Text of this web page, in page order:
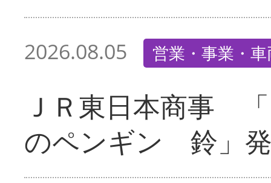
2026.08.05 営業・事業・
ＪＲ東日本商事
のペンギン 鈴」